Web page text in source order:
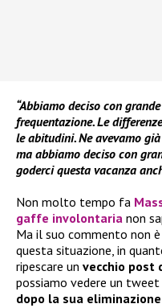
“Abbiamo deciso con
frequentazione. Le
le abitudini. Ne avevamo
ma abbiamo deciso con
goderci questa vacanza
Non molto tempo fa
gaffe involontaria non
Ma il suo commento non è
questa situazione, in
ripescare un vecchio post
possiamo vedere un
dopo la sua